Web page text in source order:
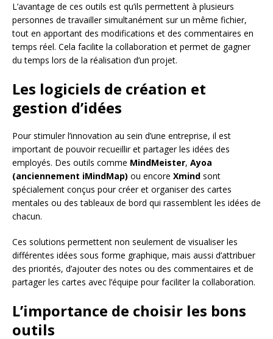
L’avantage de ces outils est qu’ils permettent à plusieurs
personnes de travailler simultanément sur un même fichier,
tout en apportant des modifications et des commentaires en
temps réel. Cela facilite la collaboration et permet de gagner
du temps lors de la réalisation d’un projet.
Les logiciels de création et
gestion d’idées
Pour stimuler l’innovation au sein d’une entreprise, il est
important de pouvoir recueillir et partager les idées des
employés. Des outils comme MindMeister, Ayoa
(anciennement iMindMap) ou encore Xmind sont
spécialement conçus pour créer et organiser des cartes
mentales ou des tableaux de bord qui rassemblent les idées de
chacun.
Ces solutions permettent non seulement de visualiser les
différentes idées sous forme graphique, mais aussi d’attribuer
des priorités, d’ajouter des notes ou des commentaires et de
partager les cartes avec l’équipe pour faciliter la collaboration.
L’importance de choisir les bons
outils